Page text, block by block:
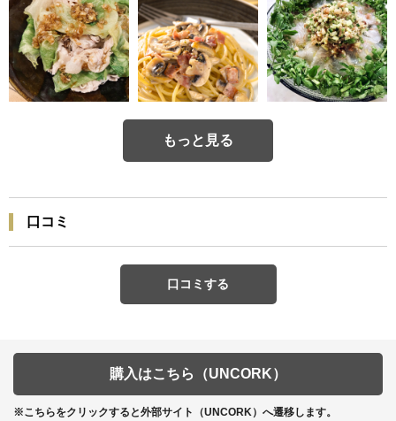
もっと見る
口コミ
口コミする
購入はこちら（UNCORK）
※こちらをクリックすると外部サイト（UNCORK）へ遷移します。